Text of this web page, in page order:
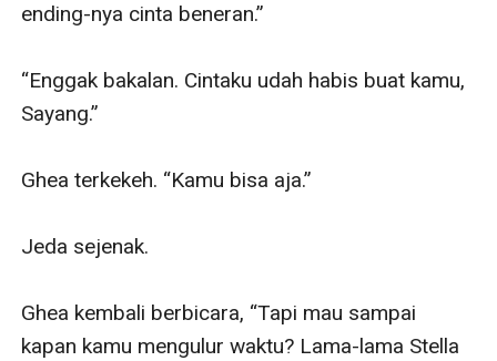
ending-nya cinta beneran.”
“Enggak bakalan. Cintaku udah habis buat kamu,
Sayang.”
Ghea terkekeh. “Kamu bisa aja.”
Jeda sejenak.
Ghea kembali berbicara, “Tapi mau sampai
kapan kamu mengulur waktu? Lama-lama Stella